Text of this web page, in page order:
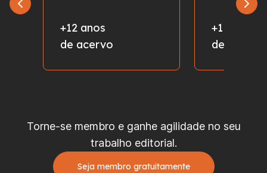
+12 anos
de acervo
+1 milhão
de fotos
Torne-se membro e ganhe agilidade no seu
trabalho editorial.
Seja membro gratuitamente